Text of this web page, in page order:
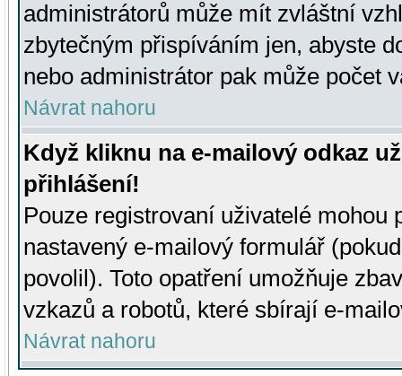
administrátorů může mít zvláštní
zbytečným přispíváním jen, abyste
nebo administrátor pak může počet
Návrat nahoru
Když kliknu na e-mailový odkaz
přihlášení!
Pouze registrovaní uživatelé mohou
nastavený e-mailový formulář
povolil). Toto opatření umožňuje
vzkazů a robotů, které sbírají e-
Návrat nahoru